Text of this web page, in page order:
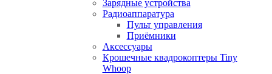
Зарядные устройства
Радиоаппаратура
Пульт управления
Приёмники
Аксессуары
Крошечные квадрокоптеры Tiny
Whoop